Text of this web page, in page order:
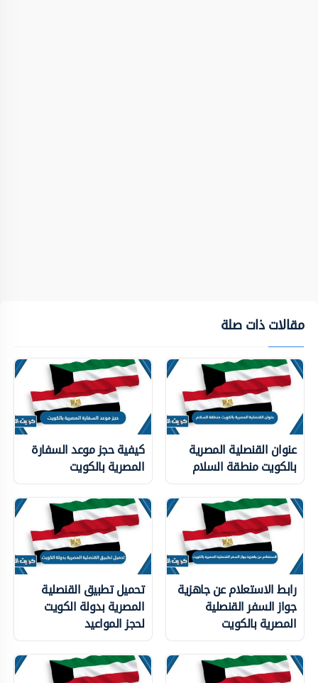
مقالات ذات صلة
عنوان القنصلية المصرية
بالكويت منطقة السلام
كيفية حجز موعد السفارة
المصرية بالكويت
رابط الاستعلام عن جاهزية
جواز السفر القنصلية
المصرية بالكويت
تحميل تطبيق القنصلية
المصرية بدولة الكويت
لحجز المواعيد